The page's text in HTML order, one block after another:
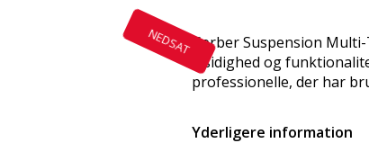
NEDSATGerber Suspension
alsidighed og
professionelle, der har
Yderligere information